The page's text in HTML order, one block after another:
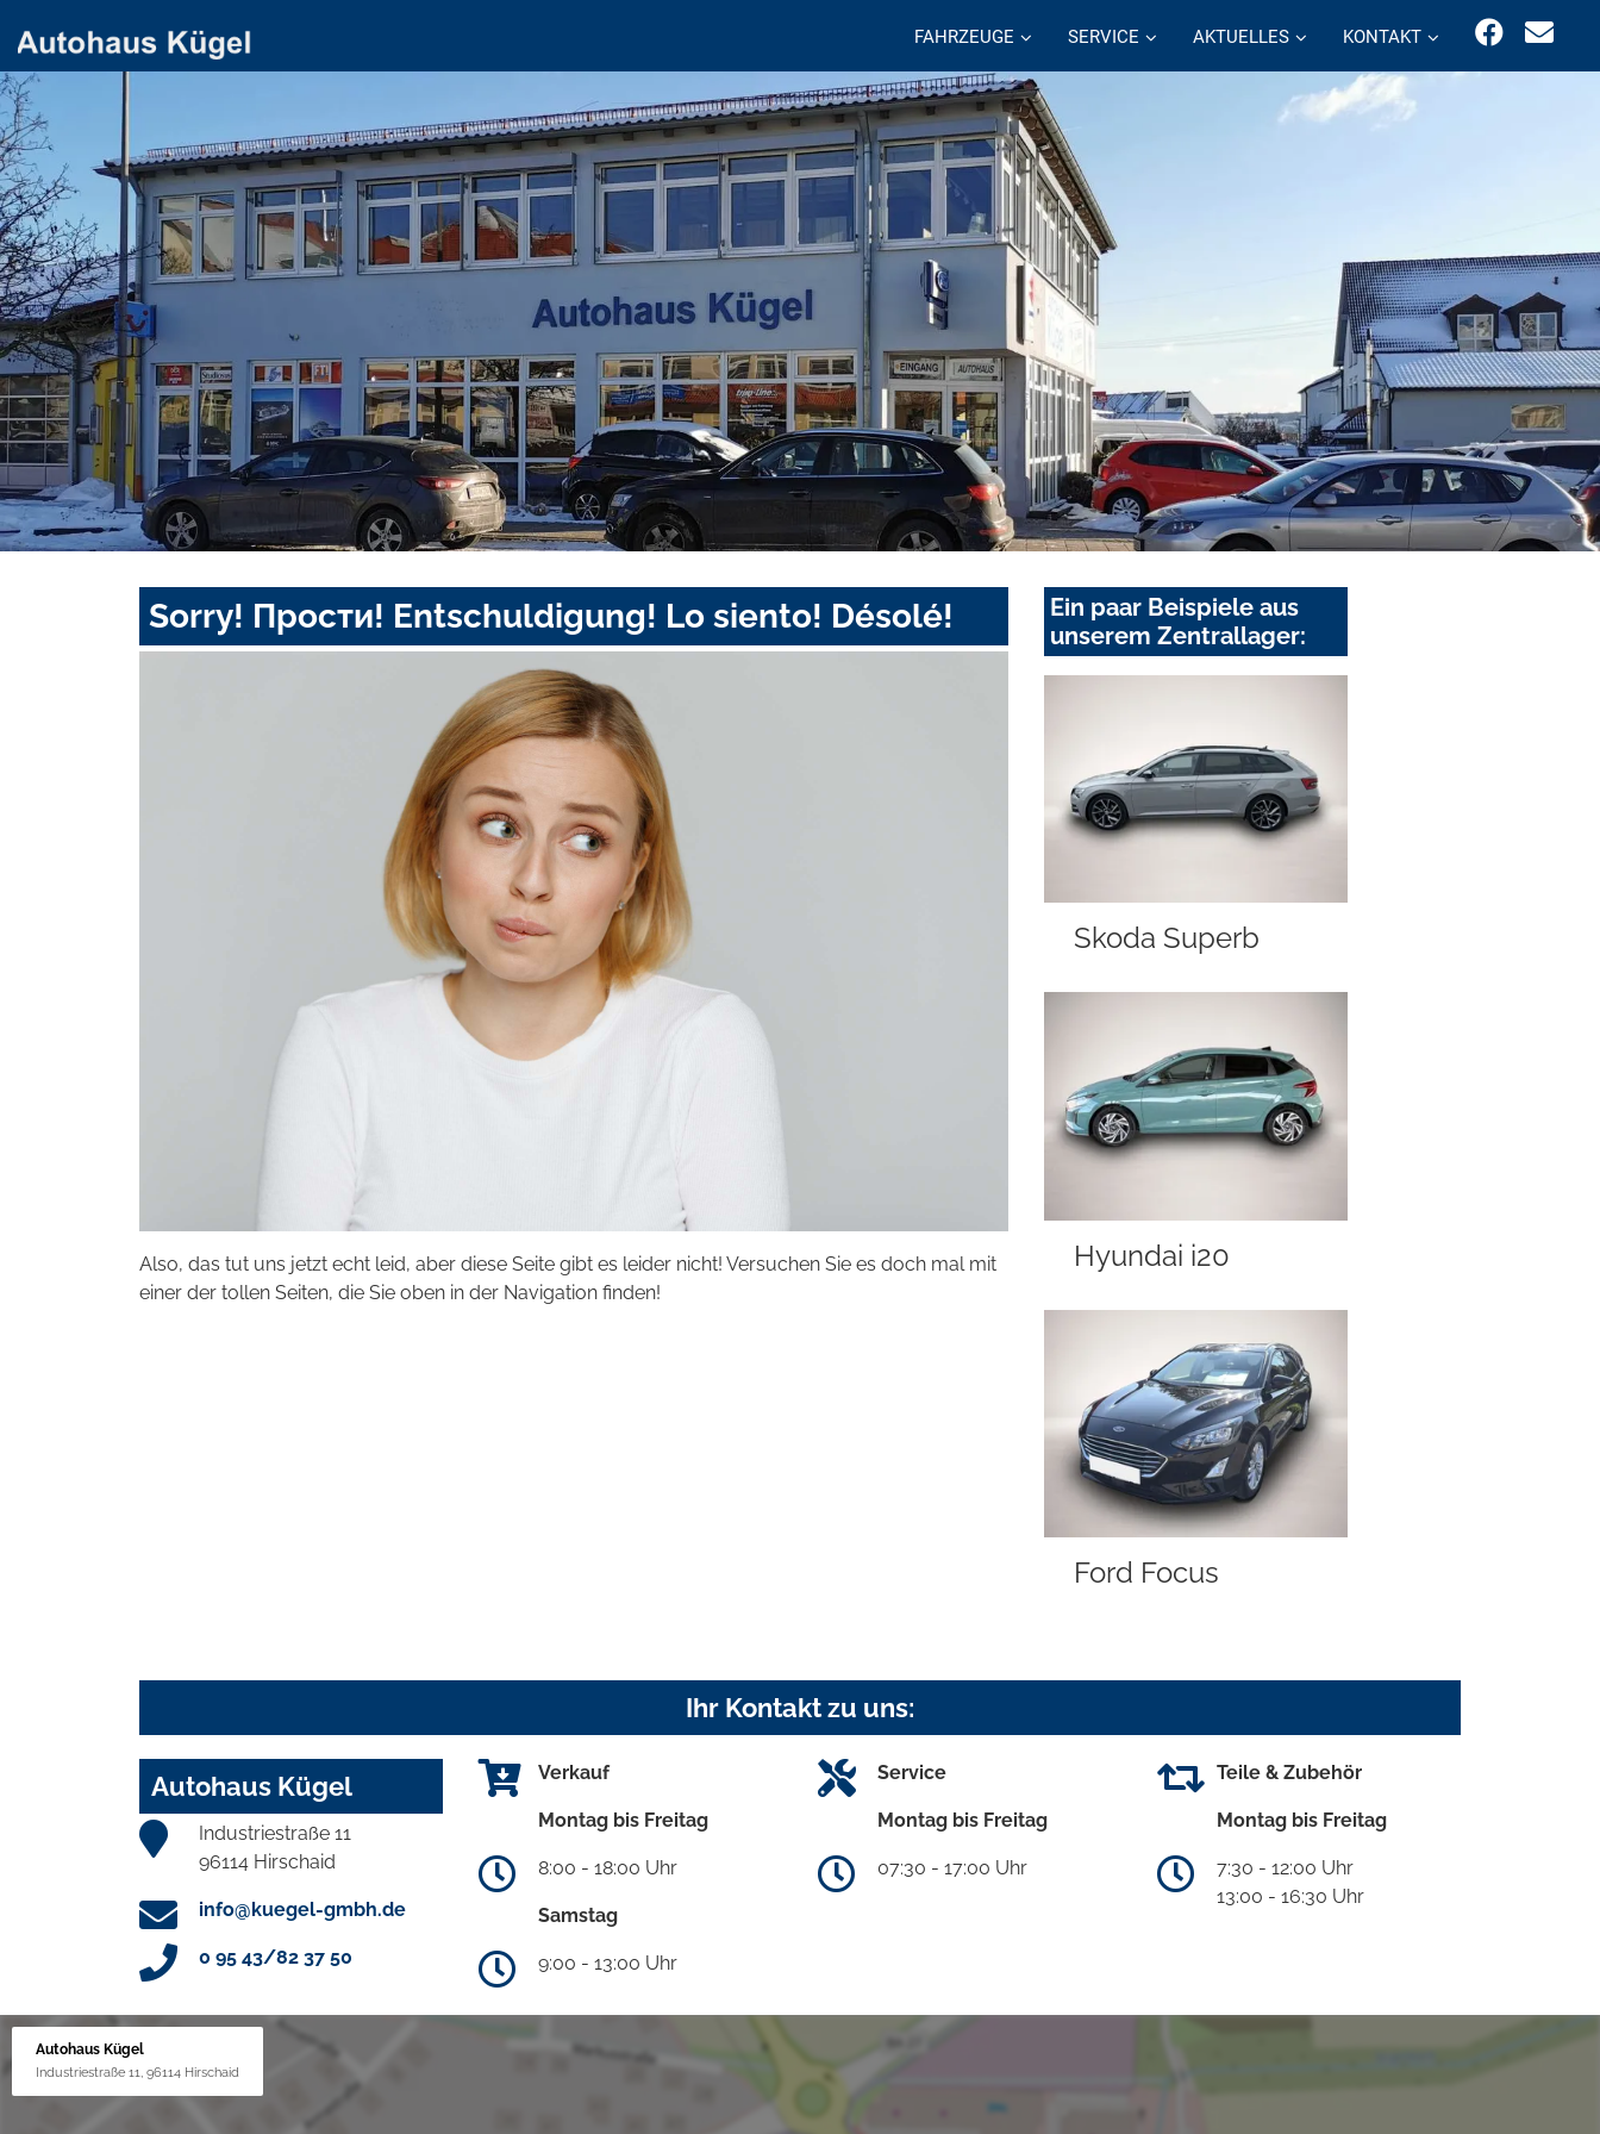
FAHRZEUGE SERVICE AKTUELLES KONTAKT
Sorry! Прости! Entschuldigung! Lo siento! Désolé!
Also, das tut uns jetzt echt leid, aber diese Seite gibt es leider nicht! Versuchen Sie es doch mal mit
einer der tollen Seiten, die Sie oben in der Navigation finden!
Ein paar Beispiele aus
unserem Zentrallager:
Skoda Superb
Hyundai i20
Ford Focus
Ihr Kontakt zu uns:
Autohaus Kügel
Industriestraße 11
96114 Hirschaid
info@kuegel-gmbh.de
0 95 43/82 37 50
Verkauf
Montag bis Freitag
8:00 - 18:00 Uhr
Samstag
9:00 - 13:00 Uhr
Service
Montag bis Freitag
07:30 - 17:00 Uhr
Teile & Zubehör
Montag bis Freitag
7:30 - 12:00 Uhr
13:00 - 16:30 Uhr
Autohaus Kügel
Industriestraße 11, 96114 Hirschaid